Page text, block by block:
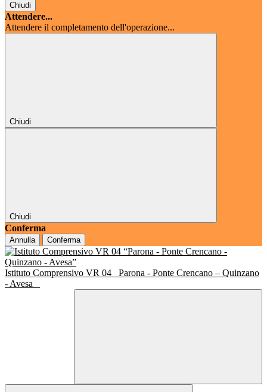
Chiudi
Attendere...
Attendere il completamento dell'operazione...
Chiudi
Chiudi
Conferma
Annulla Conferma
Istituto Comprensivo VR 04
Parona - Ponte Crencano – Quinzano
- Avesa